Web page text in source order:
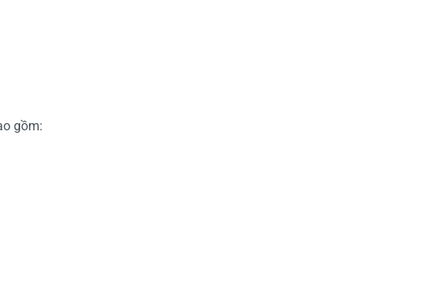
gồm: